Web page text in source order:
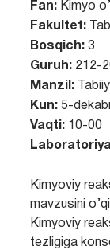
Fan: Kimyo
Fakultet:
Bosqich:3
Guruh:212-
Manzil:
Kun: 5-
Vaqti:10-00
Kimyoviy
mavzusini
Kimyoviy
tezligiga